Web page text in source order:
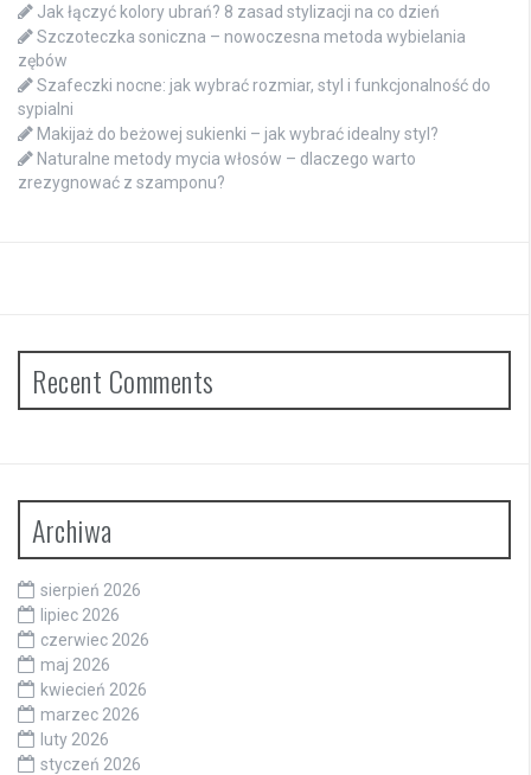
Jak łączyć kolory ubrań? 8 zasad stylizacji na co dzień
Szczoteczka soniczna – nowoczesna metoda wybielania
zębów
Szafeczki nocne: jak wybrać rozmiar, styl i funkcjonalność do
sypialni
Makijaż do beżowej sukienki – jak wybrać idealny styl?
Naturalne metody mycia włosów – dlaczego warto
zrezygnować z szamponu?
Recent Comments
Archiwa
sierpień 2026
lipiec 2026
czerwiec 2026
maj 2026
kwiecień 2026
marzec 2026
luty 2026
styczeń 2026